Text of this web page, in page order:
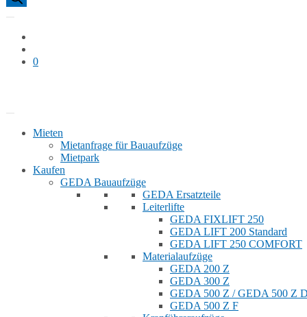
0
Mieten
Mietanfrage für Bauaufzüge
Mietpark
Kaufen
GEDA Bauaufzüge
GEDA Ersatzteile
Leiterlifte
GEDA FIXLIFT 250
GEDA LIFT 200 Standard
GEDA LIFT 250 COMFORT
Materialaufzüge
GEDA 200 Z
GEDA 300 Z
GEDA 500 Z / GEDA 500 Z
GEDA 500 Z F